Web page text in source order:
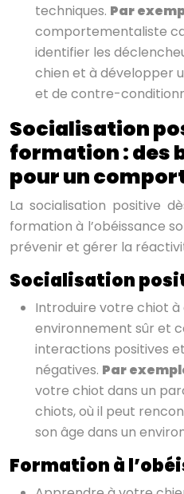
techniques. Par
comportementaliste
identifier les
chien et à développer
et de contre-
Socialisation
formation : des
pour un
La socialisation positive
formation à l’obéissance
prévenir et gérer la
Socialisation
Introduire votre chiot à
environnement sûr et
interactions positives
négatives. Par
votre chiot dans un
chiots, où il peut
son âge dans un
Formation à